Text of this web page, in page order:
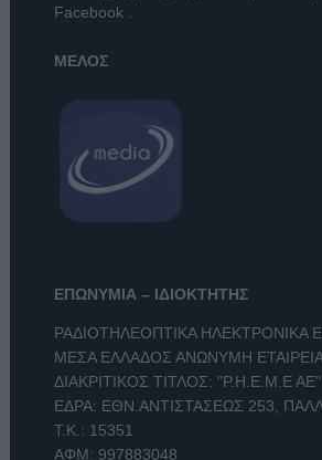
Facebook
ΜΕΛΟΣ
ΕΠΩΝΥΜΙΑ – ΙΔΙΟΚΤΗΤΗΣ
ΡΑΔΙΟΤΗΛΕΟΠΤΙΚΑ ΗΛΕΚΤΡΟΝΙΚΑ
ΜΕΣΑ ΕΛΛΑΔΟΣ ΑΝΩΝΥΜΗ
ΔΙΑΚΡΙΤΙΚΟΣ ΤΙΤΛΟΣ: "Ρ.Η.Ε.Μ.Ε ΑΕ"
ΕΔΡΑ: ΕΘΝ.ΑΝΤΙΣΤΑΣΕΩΣ 253,
Τ.Κ.: 15351
ΑΦΜ: 997883048